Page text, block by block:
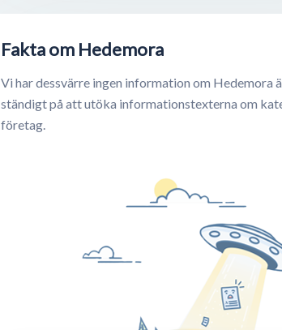
Fakta om Hedemora
Vi har dessvärre ingen information om Hedemora
ständigt på att utöka informationstexterna om
företag.